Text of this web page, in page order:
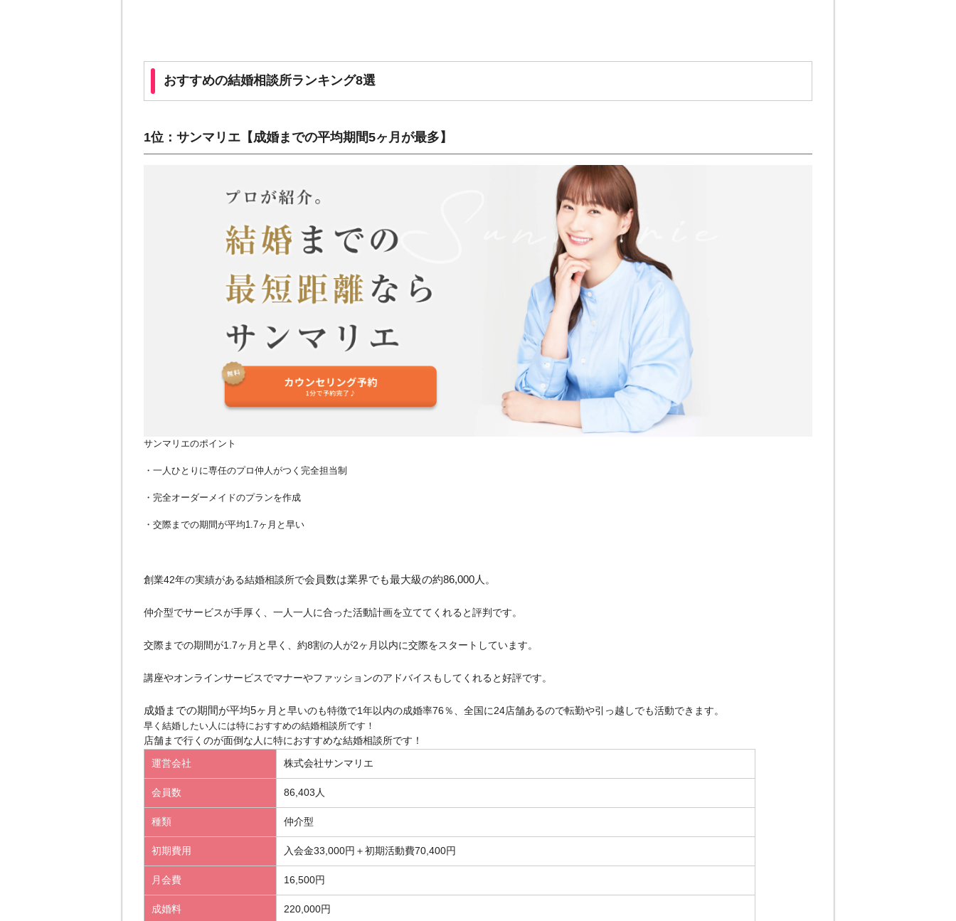
おすすめの結婚相談所ランキング8選
1位：サンマリエ【成婚までの平均期間5ヶ月が最多】
サンマリエのポイント
・一人ひとりに専任のプロ仲人がつく完全担当制
・完全オーダーメイドのプランを作成
・交際までの期間が平均1.7ヶ月と早い
創業42年の実績がある結婚相談所で会員数は業界でも最大級の約86,000人 。
仲介型でサービスが手厚く、一人一人に合った活動計画を立ててくれると評判です。
交際までの期間が1.7ヶ月と早く、約8割の人が2ヶ月以内に交際をスタートしています。
講座やオンラインサービスでマナーやファッションのアドバイスもしてくれると好評です。
成婚までの期間が平均5ヶ月 と早いのも特徴で1年以内の成婚率76％、全国に24店舗あるので転勤や引っ越しでも活動できます。
早く結婚したい人には特におすすめの結婚相談所です！
店舗まで行くのが面倒な人に特におすすめな結婚相談所です！
運営会社 株式会社サンマリエ
会員数 86,403人
種類 仲介型
初期費用 入会金33,000円＋初期活動費70,400円
月会費 16,500円
成婚料 220,000円